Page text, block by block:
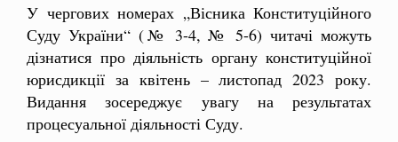
У чергових номерах „Вісника Конституційного
Суду України“ (№ 3-4, № 5-6) читачі можуть
дізнатися про діяльність органу конституційної
юрисдикції за квітень – листопад 2023 року.
Видання зосереджує увагу на результатах
процесуальної діяльності Суду.